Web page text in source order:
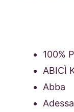
100%
ABICÌ
Abba
Adessa